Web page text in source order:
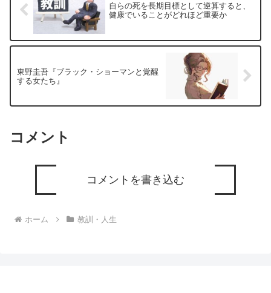
自らの死を長期目標として逆算すると、
健康でいることがどれほど重要か
東野圭吾『ブラック・ショーマンと覚醒
する女たち』
コメント
コメントを書き込む
ホーム 教訓・人生